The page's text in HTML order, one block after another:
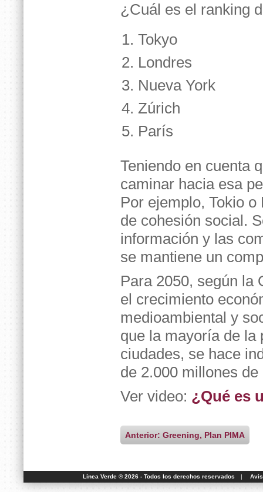
¿Cuál es el ranking
Tokyo
Londres
Nueva York
Zúrich
París
Teniendo en cuenta
caminar hacia esa
Por ejemplo, Tokio
de cohesión social.
información y las
se mantiene un
Para 2050, según la
el crecimiento
medioambiental y
que la mayoría de la
ciudades, se hace
de 2.000 millones
Ver video: ¿Qué es
Anterior: Greening, Plan PIMA
Línea Verde ® 2026 - Todos los derechos reservados |